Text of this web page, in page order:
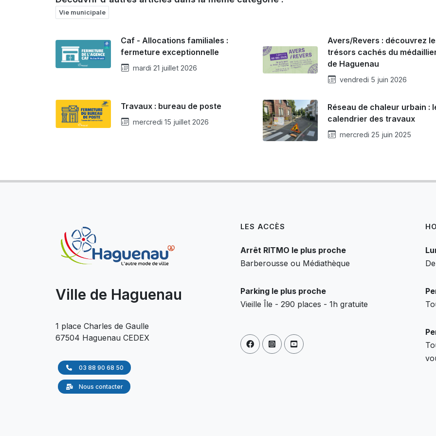
Vie municipale
Caf - Allocations familiales :
fermeture exceptionnelle
mardi 21 juillet 2026
Avers/Revers : découvrez
trésors cachés du
de Haguenau
vendredi 5 juin 2026
Travaux : bureau de poste
mercredi 15 juillet 2026
Réseau de chaleur urbain :
calendrier des travaux
mercredi 25 juin 2025
Ville de Haguenau
1 place Charles de Gaulle
67504 Haguenau CEDEX
03 88 90 68 50
Nous contacter
LES ACCÈS
Arrêt RITMO le plus proche
Barberousse ou Médiathèque
Parking le plus proche
Vieille Île - 290 places - 1h gratuite